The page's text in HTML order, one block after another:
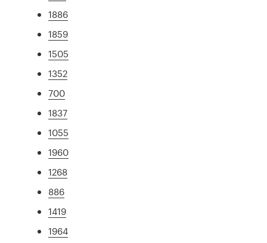
1886
1859
1505
1352
700
1837
1055
1960
1268
886
1419
1964